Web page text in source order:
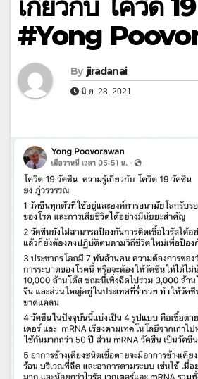
เกี่ยวกับ โควิด
#Yong
By jiradanai
มิ.ย. 28, 2021